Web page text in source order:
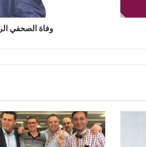
وفاة الصحفي